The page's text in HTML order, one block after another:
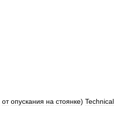
от опускания на стоянке) Technical